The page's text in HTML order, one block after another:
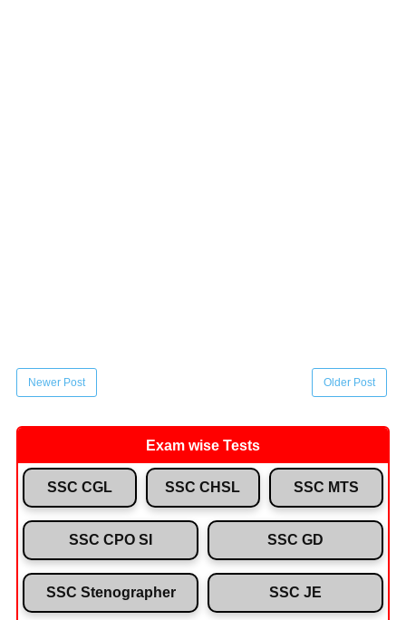
Newer Post Older Post
Exam wise Tests
SSC CGL SSC CHSL SSC MTS
SSC CPO SI SSC GD
SSC Stenographer SSC JE